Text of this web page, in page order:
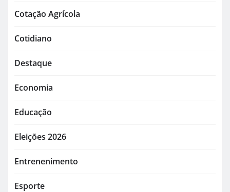
Cotação Agrícola
Cotidiano
Destaque
Economia
Educação
Eleições 2026
Entrenenimento
Esporte